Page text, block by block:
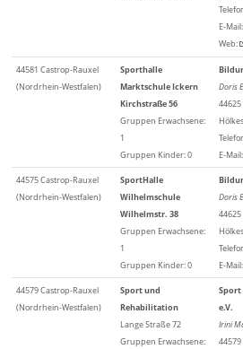
E-
Web:
44581 Castrop-Rauxel
(Nordrhein-Westfalen)
Sporthalle
Marktschule Ickern
Kirchstraße 56
Gruppen Erwachsene:
1
Gruppen Kinder: 0
Doris
E-
44575 Castrop-Rauxel
(Nordrhein-Westfalen)
SportHalle
Wilhelmschule
Wilhelmstr. 38
Gruppen Erwachsene:
1
Gruppen Kinder: 0
Doris
E-
44579 Castrop-Rauxel
(Nordrhein-Westfalen)
Sport und
Rehabilitation
Lange Straße 72
Gruppen Erwachsene:
Sport
e.V.
Irini